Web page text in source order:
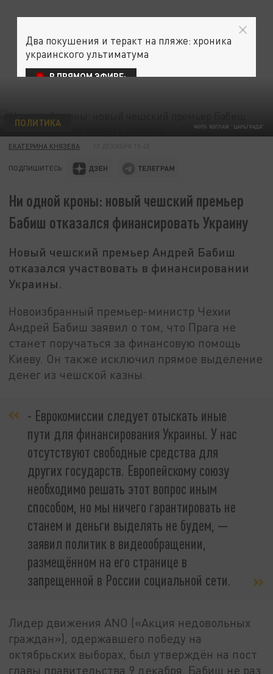
ФОТО: КОЛЛАЖ "ЦАРЬГРАДА"
ПОЛИТИКА
ЕКАТЕРИНА КНЯЗЕВА
ПОДПИШИТЕСЬ:
Ни одной кроны: новый чешский премьер
Бабиш отказался финансировать Украину
Новый чешский премьер Андрей Бабиш
отказался участвовать в финансировании
Украины.
Новоизбранный премьер-министр Чехии
Андрей Бабиш заявил о том, что Прага не
станет поручаться за финансовую помощь
Киеву. Он также исключил прямое выделение
денег из чешской казны.
- Еврокомиссии следует отыскать иные
пути для финансирования Украины. У нас
отсутствуют свободные средства для
других государств. Европейскому союзу
необходимо решать этот вопрос иным
способом, но мы ничего гарантировать не
станем и деньги выделять не будем, —
заявил политик в видеообращении,
размещённом на его странице в
запрещенной в России социальной сети.
Лидер движения ANO («Акция недовольных
граждан»), одержавшего победу на
октябрьских выборах, был утверждён на пост
главы правительства 9 декабря. Бабиш не раз
Два покушения и теракт на пляже: хроника
украинского ультиматума
В ПРЯМОМ ЭФИРЕ: